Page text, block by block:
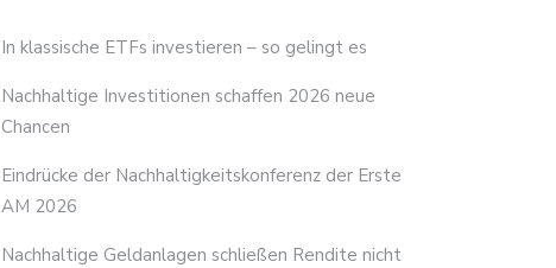
In klassische ETFs investieren – so gelingt es
Nachhaltige Investitionen schaffen 2026 neue
Chancen
Eindrücke der Nachhaltigkeitskonferenz der Erste
AM 2026
Nachhaltige Geldanlagen schließen Rendite nicht